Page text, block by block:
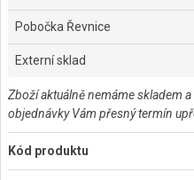
Pobočka Řevnice
Externí sklad
Zboží aktuálně nemáme skladem
objednávky Vám přesný termín
Kód produktu